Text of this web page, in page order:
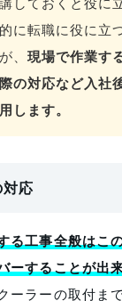
に転職に役に立
、現場で作業す
の対応など入社
します。
応
る工事全般はこ
ーすることが出
ーラーの取付ま